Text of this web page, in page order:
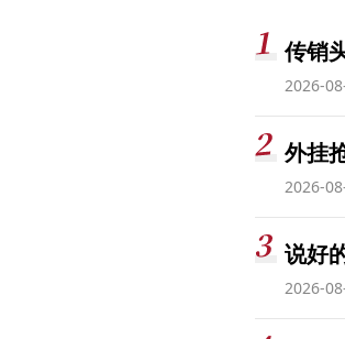
传销
2026-
外挂
2026-
说好
2026-